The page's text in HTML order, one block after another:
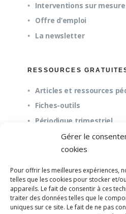
Gérer le
cookies
Pour offrir les meilleures expériences,
telles que les cookies pour stocker et/
appareils. Le fait de consentir à ces
traiter des données telles que le
uniques sur ce site. Le fait de ne pas
Interventions sur mesure
Offre d’emploi
La newsletter
RESSOURCES
Articles et ressources
Fiches-outils
Périodique trimestriel
À propos
Questions fréquentes
Mission et pédagogie